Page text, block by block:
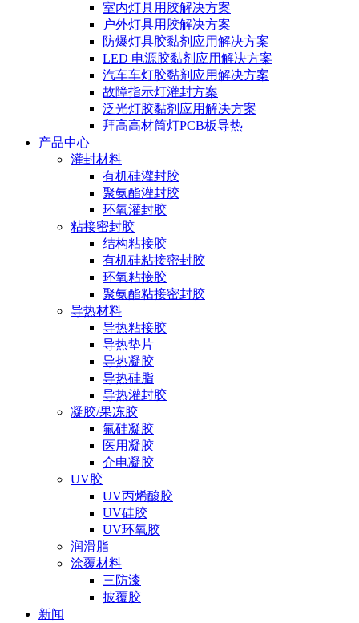
室内灯具用胶解决方案
户外灯具用胶解决方案
防爆灯具胶黏剂应用解决方案
LED 电源胶黏剂应用解决方案
汽车车灯胶黏剂应用解决方案
故障指示灯灌封方案
泛光灯胶黏剂应用解决方案
拜高高材筒灯PCB板导热
产品中心
灌封材料
有机硅灌封胶
聚氨酯灌封胶
环氧灌封胶
粘接密封胶
结构粘接胶
有机硅粘接密封胶
环氧粘接胶
聚氨酯粘接密封胶
导热材料
导热粘接胶
导热垫片
导热凝胶
导热硅脂
导热灌封胶
凝胶/果冻胶
氟硅凝胶
医用凝胶
介电凝胶
UV胶
UV丙烯酸胶
UV硅胶
UV环氧胶
润滑脂
涂覆材料
三防漆
披覆胶
新闻